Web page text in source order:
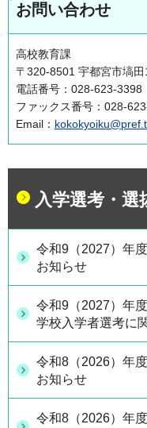
お問い合わせ
高校教育課
〒320-8501 宇都宮市塙
電話番号：028-623-3398
ファックス番号：028-
Email：
入学選考・選
令和9（2027）年
お知らせ
令和9（2027）年
学校入学者選考に
令和8（2026）年
お知らせ
令和8（2026）年